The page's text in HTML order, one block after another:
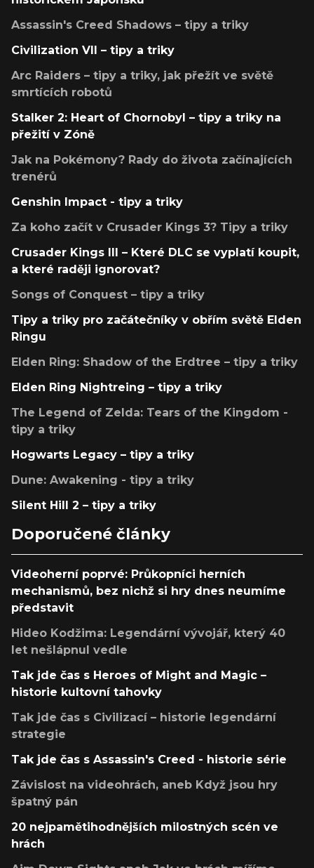
Assassin's Creed Shadows – tipy a triky
Civilization VII – tipy a triky
Arc Raiders – tipy a triky, jak přežít ve světě
smrtících robotů
Stalker 2: Heart of Chornobyl – tipy a triky na
přežití v Zóně
Jak na Pokémony? Rady do života začínajících
trenérů
Genshin Impact - tipy a triky
Za koho začít v Crusader Kings 3? Tipy a triky
Crusader Kings III – Které DLC se vyplatí koupit,
a které raději ignorovat?
Songs of Conquest – tipy a triky
Tipy a triky pro začátečníky v obřím světě Elden
Ringu
Elden Ring: Shadow of the Erdtree – tipy a triky
Elden Ring Nightreing – tipy a triky
The Legend of Zelda: Tears of the Kingdom -
tipy a triky
Hogwarts Legacy – tipy a triky
Dune: Awakening - tipy a triky
Silent Hill 2 – tipy a triky
Doporučené články
Videoherní poprvé: Průkopníci herních
mechanismů, bez nichž si hry dnes neumíme
představit
Hideo Kodžima: Legendární vývojář, který 40
let nešlápnul vedle
Tak jde čas s Heroes of Might and Magic –
historie kultovní tahovky
Tak jde čas s Civilizací – historie legendární
strategie
Tak jde čas s Assassin's Creed - historie série
Závislost na videohrách, aneb Když jsou hry
špatný pán
20 nejpamětihodnějších milostných scén ve
hrách